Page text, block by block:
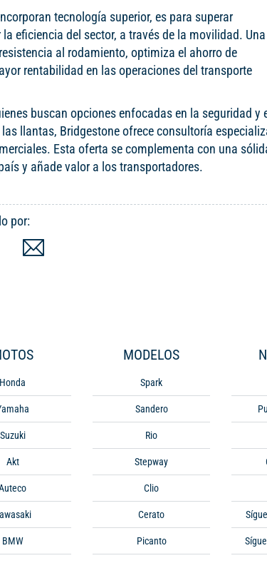
tecnología superior, es para superar
eficiencia del sector, a través de la movilidad.
al rodamiento, optimiza el ahorro de
rentabilidad en las operaciones del transporte
buscan opciones enfocadas en la seguridad y
llantas, Bridgestone ofrece consultoría
Esta oferta se complementa con una
y añade valor a los transportadores.
por:
Honda
Suzuki
Akt
BMW
MODELOS
Spark
Sandero
Rio
Stepway
Clio
Cerato
Picanto